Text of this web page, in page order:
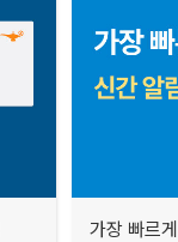
가장 빠르